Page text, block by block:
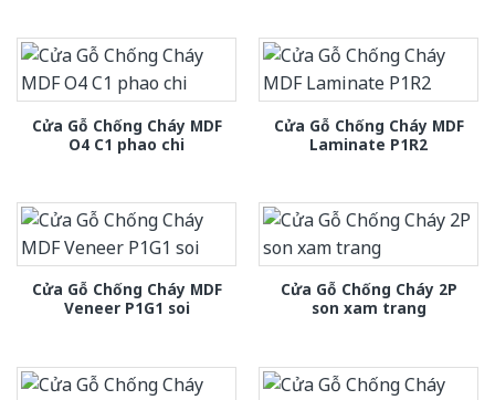
Cửa Gỗ Chống Cháy MDF
O4 C1 phao chi
Cửa Gỗ Chống Cháy MDF
Laminate P1R2
Cửa Gỗ Chống Cháy MDF
Veneer P1G1 soi
Cửa Gỗ Chống Cháy 2P
son xam trang